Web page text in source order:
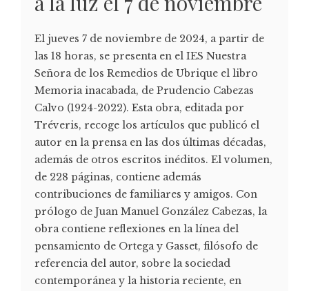
El jueves 7 de noviembre de 2024, a partir de
las 18 horas, se presenta en el IES Nuestra
Señora de los Remedios de Ubrique el libro
Memoria inacabada, de Prudencio Cabezas
Calvo (1924-2022). Esta obra, editada por
Tréveris, recoge los artículos que publicó el
autor en la prensa en las dos últimas décadas,
además de otros escritos inéditos. El volumen,
de 228 páginas, contiene además
contribuciones de familiares y amigos. Con
prólogo de Juan Manuel González Cabezas, la
obra contiene reflexiones en la línea del
pensamiento de Ortega y Gasset, filósofo de
referencia del autor, sobre la sociedad
contemporánea y la historia reciente, en